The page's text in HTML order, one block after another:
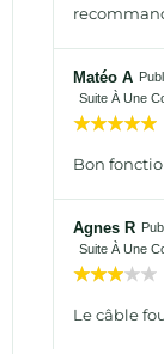
Matéo A
Suite À Une
Bon
Agnes R
Suite À Une
Le câble